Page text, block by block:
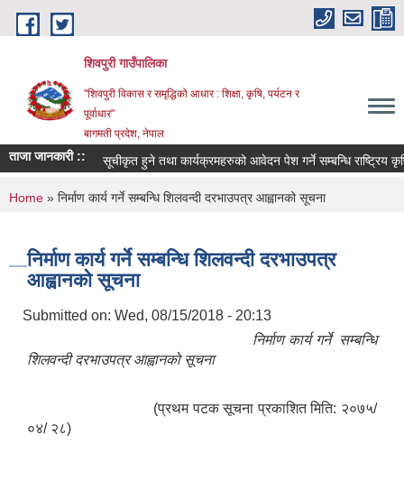
Skip to main content
शिवपुरी गाउँपालिका
"शिवपुरी विकास र समृद्धिको आधार : शिक्षा, कृषि, पर्यटन र
पूर्वाधार"
बागमती प्रदेश, नेपाल
ताजा जानकारी ::सूचीकृत हुने तथा कार्यक्रमहरुको आवेदन पेश गर्ने सम्बन्धि राष्ट्रिय कृषि
You are here
Home » निर्माण कार्य गर्ने सम्बन्धि शिलवन्दी दरभाउपत्र आह्वानको सूचना
निर्माण कार्य गर्ने सम्बन्धि शिलवन्दी दरभाउपत्र
आह्वानको सूचना
Submitted on: Wed, 08/15/2018 - 20:13
निर्माण कार्य गर्ने सम्बन्धि
शिलवन्दी दरभाउपत्र आह्वानको सूचना
(प्रथम पटक सूचना प्रकाशित मिति: २०७५/
०४/ २८)